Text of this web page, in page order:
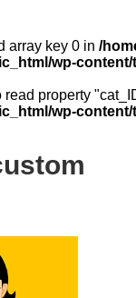
array key 0 in /
wp-
read property
wp-